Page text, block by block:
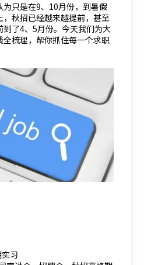
只是在9、10月份，到暑假
秋招已经越来越提前，甚至
了4、5月份。今天我们为大
梳理，帮你抓住每一个求职
习